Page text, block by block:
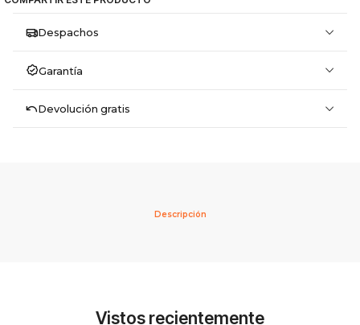
Despachos
Garantía
Devolución gratis
Descripción
Vistos recientemente